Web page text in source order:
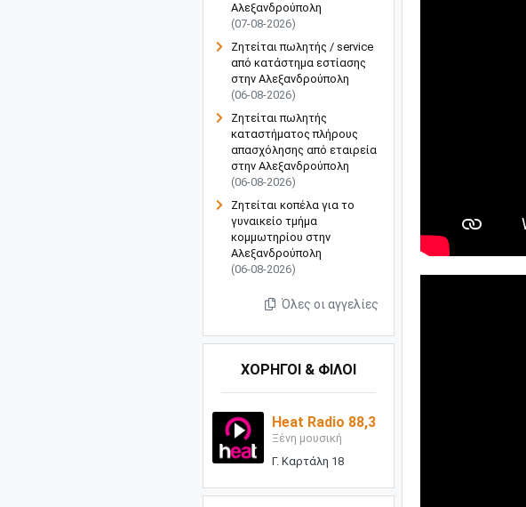
Αλεξανδρούπολη
(07-08-2026)
Ζητείται πωλητής / service
από κατάστημα εστίασης
στην Αλεξανδρούπολη
(06-08-2026)
Ζητείται πωλητής
καταστήματος πλήρους
απασχόλησης από εταιρεία
στην Αλεξανδρούπολη
(06-08-2026)
Ζητείται κοπέλα για το
γυναικείο τμήμα
κομμωτηρίου στην
Αλεξανδρούπολη
(06-08-2026)
Όλες οι αγγελίες
ΧΟΡΗΓΟΙ & ΦΙΛΟΙ
Heat Radio 88,3
Ξένη μουσική
Γ. Καρτάλη 18